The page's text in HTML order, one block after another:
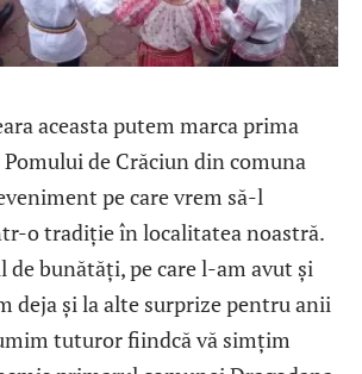
aceasta putem marca prima
de Crăciun din comuna
pe care vrem să-l
o tradiție în localitatea noastră.
de bunătăți, pe care l-am avut și
deja și la alte surprize pentru anii
tuturor fiindcă vă simțim